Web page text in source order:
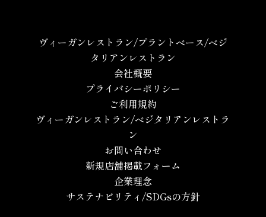
ヴィーガンレストラン/プラントベース/ベジ
タリアンレストラン
会社概要
プライバシーポリシー
ご利用規約
ヴィーガンレストラン/ベジタリアンレストラ
ン
お問い合わせ
新規店舗掲載フォーム
企業理念
サステナビリティ/SDGsの方針